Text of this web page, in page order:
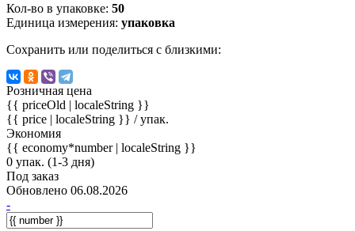
Кол-во в упаковке: 50
Единица измерения: упаковка
Сохранить или поделиться с близкими:
Розничная цена
{{ priceOld | localeString }}
{{ price | localeString }} / упак.
Экономия
{{ economy*number | localeString }}
0 упак. (1-3 дня)
Под заказ
Обновлено 06.08.2026
-